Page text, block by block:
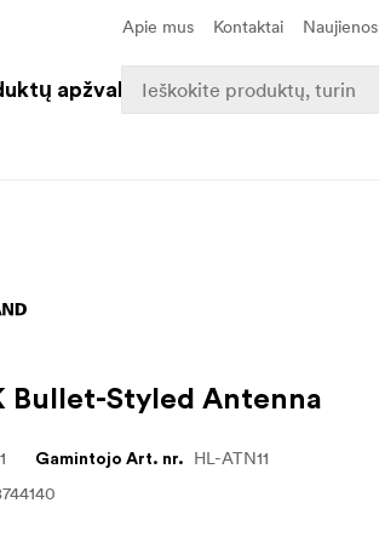
Apie mus Kontaktai Naujienos
apžvalga
Bullet-Styled Antenna
Gamintojo Art. nr.
HL-ATN11